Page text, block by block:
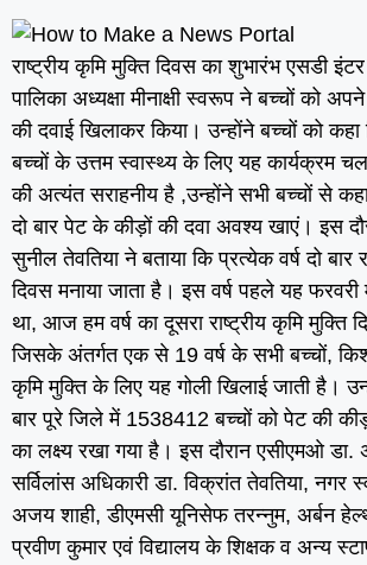
राष्ट्रीय कृमि मुक्ति दिवस का शुभारंभ एसडी
पालिका अध्यक्षा मीनाक्षी स्वरूप ने बच्चों को
की दवाई खिलाकर किया। उन्होंने बच्चों को कहा
बच्चों के उत्तम स्वास्थ्य के लिए यह कार्यक्रम
की अत्यंत सराहनीय है ,उन्होंने सभी बच्चों से
दो बार पेट के कीड़ों की दवा अवश्य खाएं। इस
सुनील तेवतिया ने बताया कि प्रत्येक वर्ष दो बार
दिवस मनाया जाता है। इस वर्ष पहले यह फरवरी
था, आज हम वर्ष का दूसरा राष्ट्रीय कृमि मुक्ति
जिसके अंतर्गत एक से 19 वर्ष के सभी बच्चों,
कृमि मुक्ति के लिए यह गोली खिलाई जाती है।
बार पूरे जिले में 1538412 बच्चों को पेट की
का लक्ष्य रखा गया है। इस दौरान एसीएमओ
सर्विलांस अधिकारी डा. विक्रांत तेवतिया, नगर
अजय शाही, डीएमसी यूनिसेफ तरन्नुम, अर्बन
प्रवीण कुमार एवं विद्यालय के शिक्षक व अन्य